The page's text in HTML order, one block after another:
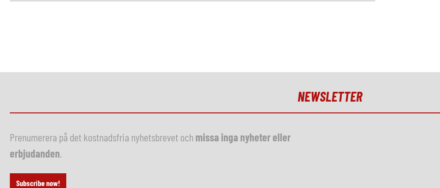
NEWSLETTER
Prenumerera på det kostnadsfria nyhetsbrevet och missa inga nyheter eller
erbjudanden
Subscribe now!